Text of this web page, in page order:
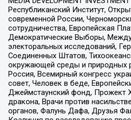
Республиканский Институт,
современной России,
сотрудничества, Европейская
Демократические Выборы,
электоральных исследований,
Соединенных Штатов,
окружающей среды и природных
Россия, Всемирный конгресс
совет, Человек в беде,
Джеймстаунский фонд, Прожект
дракона, Врачи против
органов, Фалунь Дафа, Друзья